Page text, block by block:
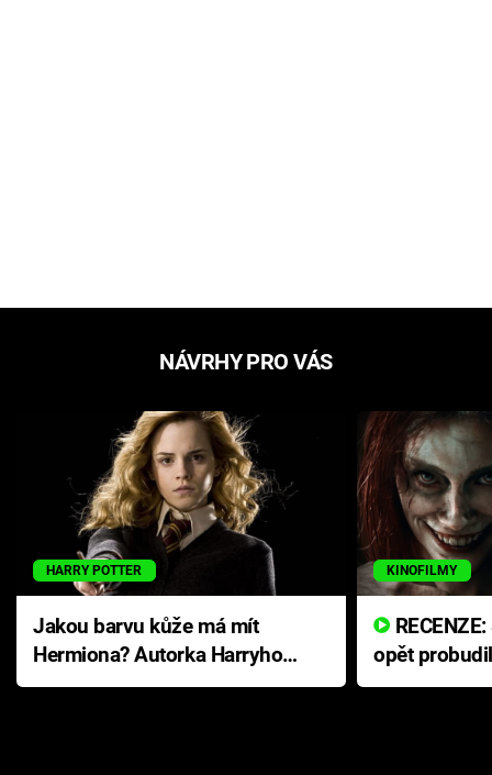
NÁVRHY PRO VÁS
HARRY POTTER
Jakou barvu kůže má mít
Hermiona? Autorka Harryho
Pottera přišla s ráznou
KINOFILMY
opět
přichází s